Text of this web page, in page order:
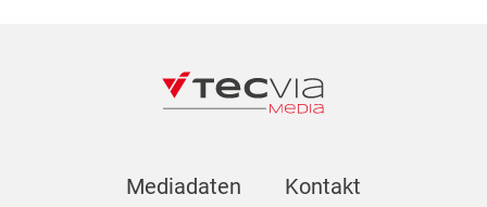
Mediadaten Kontakt